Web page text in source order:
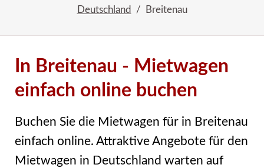
Deutschland
Breitenau
In Breitenau - Mietwagen
einfach online buchen
Buchen Sie die Mietwagen für in Breitenau
einfach online. Attraktive Angebote für den
Mietwagen in Deutschland warten auf